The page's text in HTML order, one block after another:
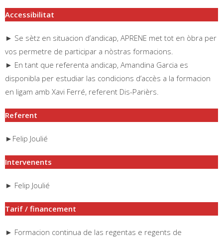
Accessibilitat
► Se sètz en situacion d’andicap, APRENE met tot en òbra per
vos permetre de participar a nòstras formacions.
► En tant que referenta andicap, Amandina Garcia es
disponibla per estudiar las condicions d’accès a la formacion
en ligam amb Xavi Ferré, referent Dis-Parièrs.
Referent
►Felip Joulié
Intervenents
► Felip Joulié
Tarif / financement
► Formacion continua de las regentas e regents de